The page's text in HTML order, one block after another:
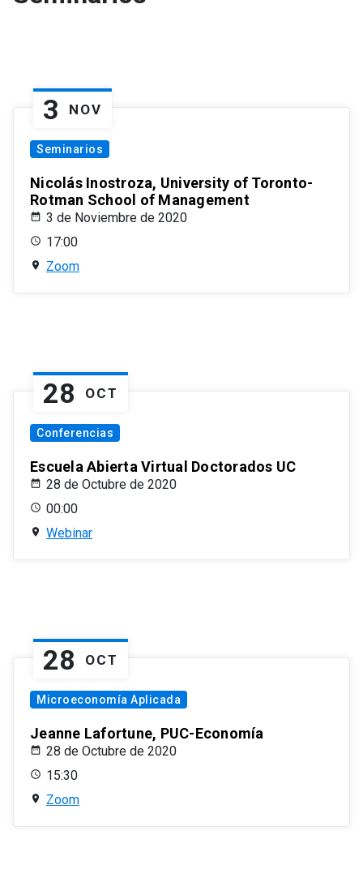
3 NOV
Seminarios
Nicolás Inostroza, University of Toronto-
Rotman School of Management
3 de Noviembre de 2020
17:00
Zoom
28 OCT
Conferencias
Escuela Abierta Virtual Doctorados UC
28 de Octubre de 2020
00:00
Webinar
28 OCT
Microeconomía Aplicada
Jeanne Lafortune, PUC-Economía
28 de Octubre de 2020
15:30
Zoom